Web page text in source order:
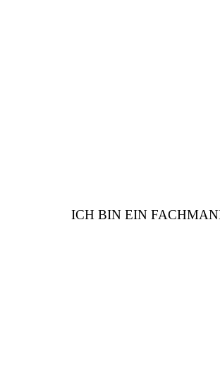
ICH BIN EIN